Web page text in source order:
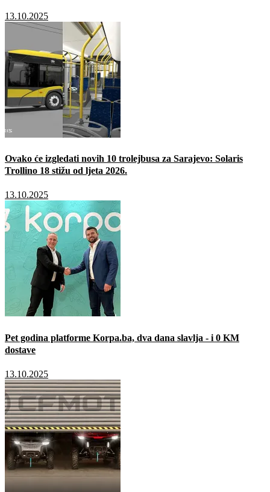
13.10.2025
Ovako će izgledati novih 10 trolejbusa za Sarajevo: Solaris
Trollino 18 stižu od ljeta 2026.
13.10.2025
Pet godina platforme Korpa.ba, dva dana slavlja - i 0 KM
dostave
13.10.2025